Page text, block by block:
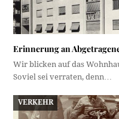
Erinnerung an
Wir blicken auf das
Soviel sei verraten, denn…
VERKEHR